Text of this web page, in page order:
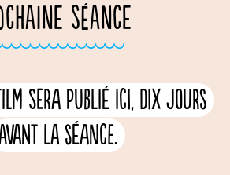
SÉANCE
sera publié ici, dix jours
la séance.